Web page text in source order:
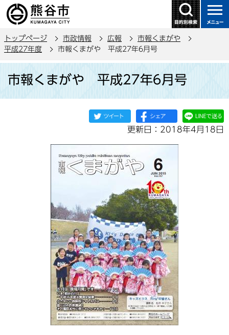
の
ー
トップページ 市政情報 広報
市報くまがや
平成27年度
市報くまがや 平成27年6月号
市報くまがや 平成27年6月号
更新日：2018年4月18日